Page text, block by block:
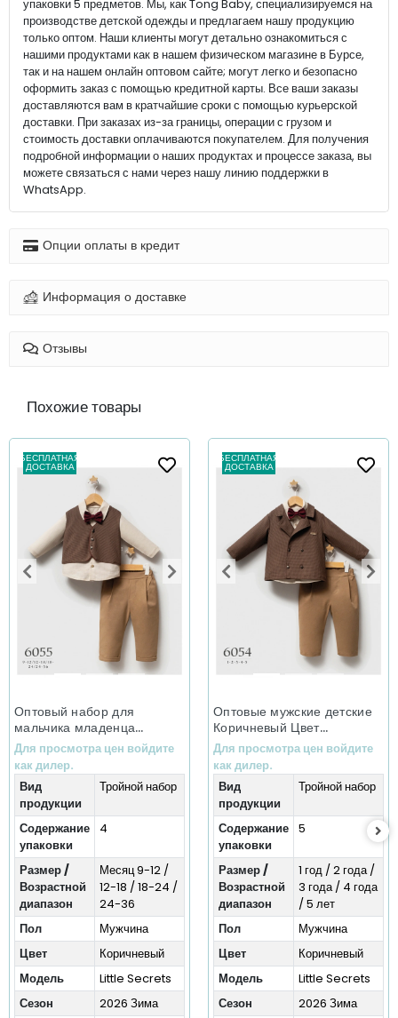
упаковки 5 предметов. Мы, как Tong Baby, специализируемся на
производстве детской одежды и предлагаем нашу продукцию
только оптом. Наши клиенты могут детально ознакомиться с
нашими продуктами как в нашем физическом магазине в Бурсе,
так и на нашем онлайн оптовом сайте; могут легко и безопасно
оформить заказ с помощью кредитной карты. Все ваши заказы
доставляются вам в кратчайшие сроки с помощью курьерской
доставки. При заказах из-за границы, операции с грузом и
стоимость доставки оплачиваются покупателем. Для получения
подробной информации о наших продуктах и процессе заказа, вы
можете связаться с нами через нашу линию поддержки в
WhatsApp.
Опции оплаты в кредит
Информация о доставке
Отзывы
Похожие товары
БЕСПЛАТНАЯ
ДОСТАВКА
Оптовый набор для
мальчика младенца
коричневого цвета Little
Secrets на зиму в составе
трех предметов (9-36
месяцев)
Для просмотра цен войдите
как дилер.
Вид
продукции
Тройной набор
Содержание
упаковки
4
Размер /
Возрастной
диапазон
Месяц 9-12 /
12-18 / 18-24 /
24-36
Пол
Мужчина
Цвет
Коричневый
Модель
Little Secrets
Сезон
2026 Зима
БЕСПЛАТНАЯ
ДОСТАВКА
Оптовые мужские детские
Коричневый Цвет
Маленькие Секреты
зимний комплект из трех
предметов (1-5 лет)
Для просмотра цен войдите
как дилер.
Вид
продукции
Тройной набор
Содержание
упаковки
5
Размер /
Возрастной
диапазон
1 год / 2 года /
3 года / 4 года
/ 5 лет
Пол
Мужчина
Цвет
Коричневый
Модель
Little Secrets
Сезон
2026 Зима